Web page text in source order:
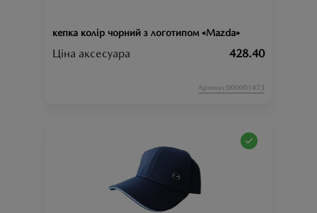
кепка колір чорний з логотипом «Mazda»
Ціна аксесуара 428.40
Артикул:000001473